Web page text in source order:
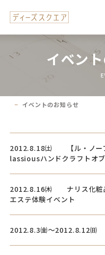
料金・ご利用案内
アクセス
お問い合わせ
お問い合わせ
イベン
イベントのお知らせ
2012.8.18㈯ 【ル・ノー
lassiousハンドクラフトオ
2012.8.16㈭ ナリス化粧
エステ体験イベント
2012.8.3㈮～2012.8.12㈰